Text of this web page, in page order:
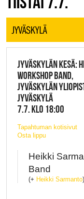
JYVÄSKYLÄ
JYVÄSKYLÄN KESÄ:
WORKSHOP BAND,
JYVÄSKYLÄN
JYVÄSKYLÄ
7.7. KLO 18:00
Tapahtuman kotisivut
Osta lippu
Heikki
Band
(+ Heikki Sarmanto)